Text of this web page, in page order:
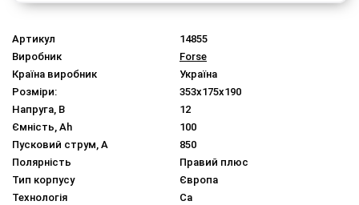
Артикул
14855
Виробник
Forse
Країна виробник
Україна
Розміри:
353x175x190
Напруга, В
12
Ємність, Ah
100
Пусковий струм, A
850
Полярність
Правий плюс
Тип корпусу
Європа
Технологія
Ca